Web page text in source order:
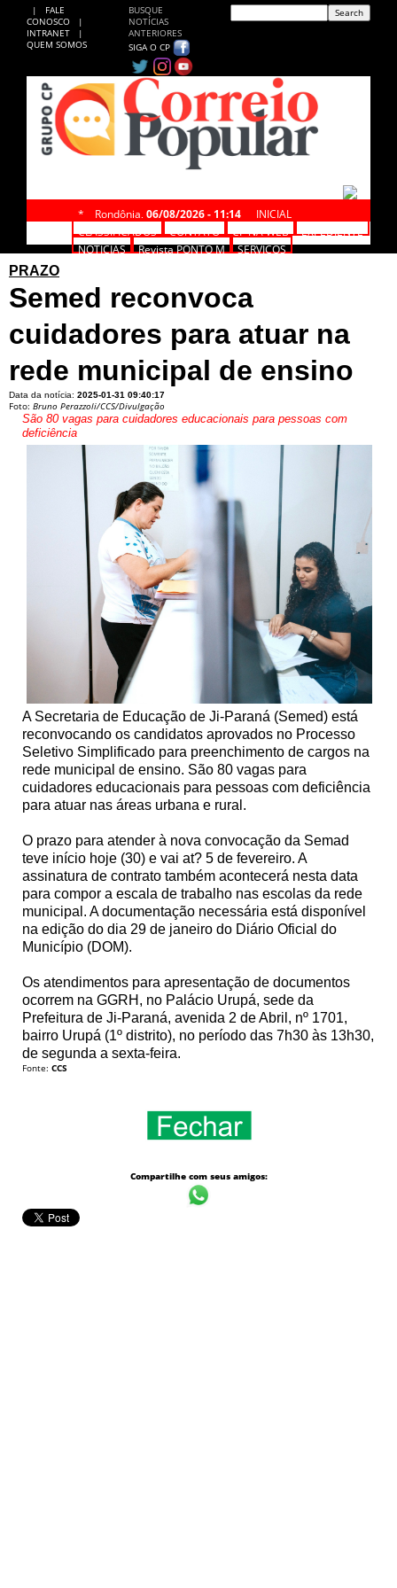
|
FALE
CONOSCO
|
INTRANET
|
QUEM SOMOS
BUSQUE
NOTÍCIAS
ANTERIORES
SIGA O CP
* Rondônia, 06/08/2026 - 11:14
INICIAL
CLASSIFICADOS
CONTATO CP NA WEB
EXPEDIENTE
NOTÍCIAS
Revista PONTO M
SERVIÇOS
PRAZO
Semed reconvoca
cuidadores para atuar na
rede municipal de ensino
Data da notícia: 2025-01-31 09:40:17
Foto: Bruno Perazzoli/CCS/Divulgação
São 80 vagas para cuidadores educacionais para pessoas com
deficiência
A Secretaria de Educação de Ji-Paraná (Semed) está
reconvocando os candidatos aprovados no Processo
Seletivo Simplificado para preenchimento de cargos na
rede municipal de ensino. São 80 vagas para
cuidadores educacionais para pessoas com deficiência
para atuar nas áreas urbana e rural.
O prazo para atender à nova convocação da Semad
teve início hoje (30) e vai at? 5 de fevereiro. A
assinatura de contrato também acontecerá nesta data
para compor a escala de trabalho nas escolas da rede
municipal. A documentação necessária está disponível
na edição do dia 29 de janeiro do Diário Oficial do
Município (DOM).
Os atendimentos para apresentação de documentos
ocorrem na GGRH, no Palácio Urupá, sede da
Prefeitura de Ji-Paraná, avenida 2 de Abril, nº 1701,
bairro Urupá (1º distrito), no período das 7h30 às 13h30,
de segunda a sexta-feira.
Fonte: CCS
Compartilhe com seus amigos: